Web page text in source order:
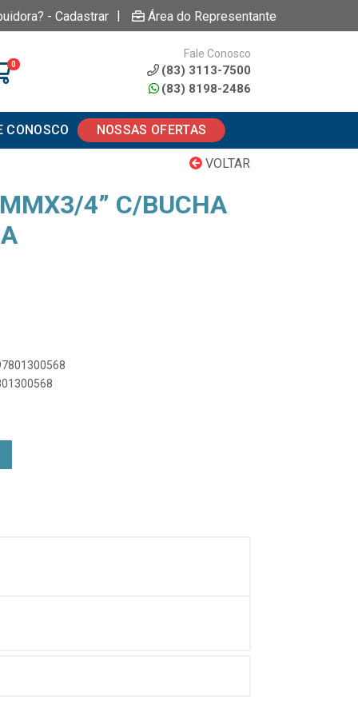
- Cadastrar | Área do Representante
0
Fale Conosco
(83) 3113-7500
(83) 8198-2486
CONOSCO NOSSAS OFERTAS
VOLTAR
4” C/BUCHA